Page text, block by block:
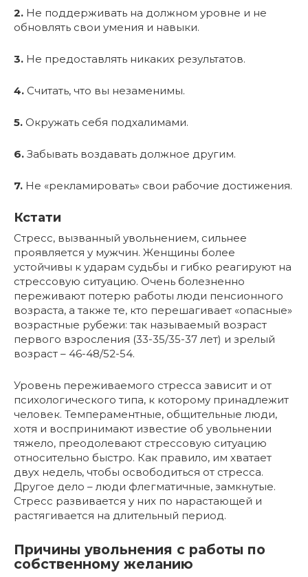
2. Не поддерживать на должном уровне и не
обновлять свои умения и навыки.
3. Не предоставлять никаких результатов.
4. Считать, что вы незаменимы.
5. Окружать себя подхалимами.
6. Забывать воздавать должное другим.
7. Не «рекламировать» свои рабочие достижения.
Кстати
Стресс, вызванный увольнением, сильнее
проявляется у мужчин. Женщины более
устойчивы к ударам судьбы и гибко реагируют на
стрессовую ситуацию. Очень болезненно
переживают потерю работы люди пенсионного
возраста, а также те, кто перешагивает «опасные»
возрастные рубежи: так называемый возраст
первого взросления (33-35/35-37 лет) и зрелый
возраст – 46-48/52-54.
Уровень переживаемого стресса зависит и от
психологического типа, к которому принадлежит
человек. Темпераментные, общительные люди,
хотя и воспринимают известие об увольнении
тяжело, преодолевают стрессовую ситуацию
относительно быстро. Как правило, им хватает
двух недель, чтобы освободиться от стресса.
Другое дело – люди флегматичные, замкнутые.
Стресс развивается у них по нарастающей и
растягивается на длительный период.
Причины увольнения с работы по
собственному желанию